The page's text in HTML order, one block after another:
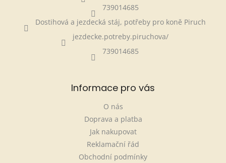
739014685
Dostihová a jezdecká stáj, potřeby pro koně Piruch
jezdecke.potreby.piruchova/
739014685
Informace pro vás
O nás
Doprava a platba
Jak nakupovat
Reklamační řád
Obchodní podmínky